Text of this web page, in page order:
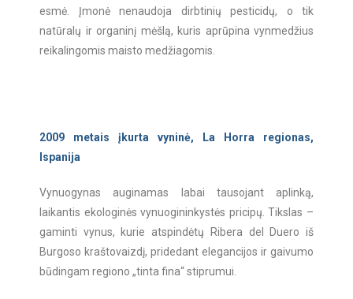
esmė. Įmonė nenaudoja dirbtinių pesticidų, o tik
natūralų ir organinį mėšlą, kuris aprūpina vynmedžius
reikalingomis maisto medžiagomis.
2009 metais įkurta vyninė, La Horra regionas,
Ispanija
Vynuogynas auginamas labai tausojant aplinką,
laikantis ekologinės vynuogininkystės pricipų. Tikslas –
gaminti vynus, kurie atspindėtų Ribera del Duero iš
Burgoso kraštovaizdį, pridedant elegancijos ir gaivumo
būdingam regiono „tinta fina“ stiprumui.